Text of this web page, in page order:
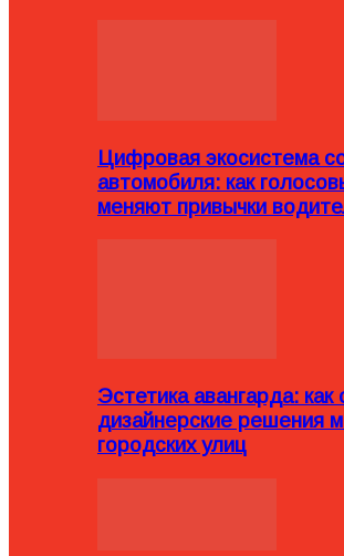
Цифровая экосистема
автомобиля: как
меняют привычки
Эстетика авангарда:
дизайнерские решения
городских улиц